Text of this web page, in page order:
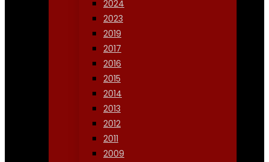
2024
2023
2019
2017
2016
2015
2014
2013
2012
2011
2009